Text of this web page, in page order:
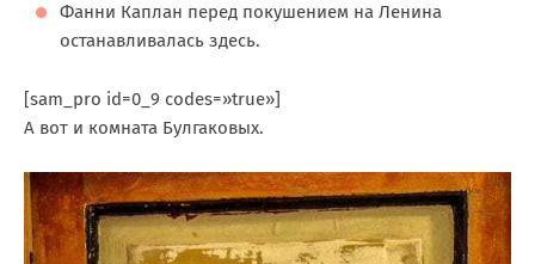
Фанни Каплан перед покушением на Ленина
останавливалась здесь.
[sam_pro id=0_9 codes=»true»]
А вот и комната Булгаковых.